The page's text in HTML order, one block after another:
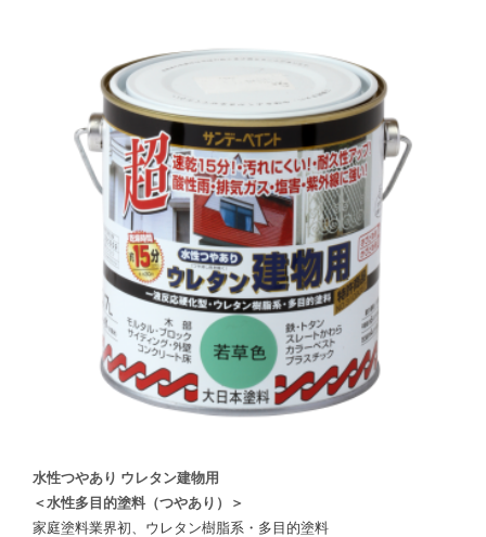
水性つやあり ウレタン建物用
＜水性多目的塗料（つやあり）＞
家庭塗料業界初、ウレタン樹脂系・多目的塗料